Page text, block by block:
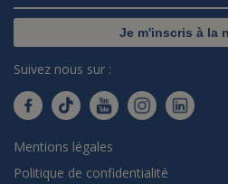
Je m'inscris à la
Suivez nous sur :
Mentions légales
Politique de confidentialité